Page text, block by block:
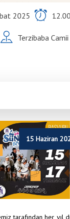
2025 12.00
Terzibaba Camii
15 Haziran
tarafından her yıl